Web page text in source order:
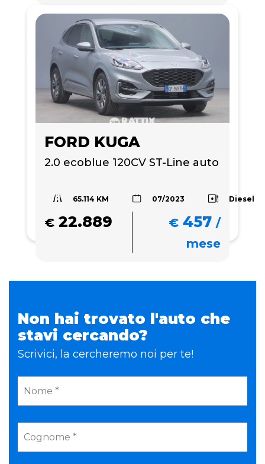
FORD KUGA
2.0 ecoblue 120CV ST-Line auto
65.114 KM 07/2023 Diesel
€ 22.889 € 457 /
mese
Non hai trovato l'auto che
stavi cercando?
Scrivici, la cercheremo noi per te!